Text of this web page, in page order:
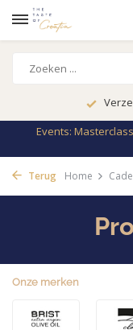
Events:
Terug Home
Onze merken